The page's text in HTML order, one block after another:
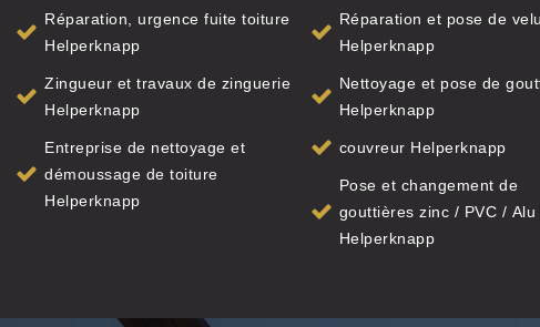
Réparation, urgence fuite toiture
Helperknapp
Zingueur et travaux de zinguerie
Helperknapp
Entreprise de nettoyage et
démoussage de toiture
Helperknapp
Réparation et pose de
Helperknapp
Nettoyage et pose de
Helperknapp
couvreur Helperknapp
Pose et changement de
gouttières zinc / PVC / Alu
Helperknapp